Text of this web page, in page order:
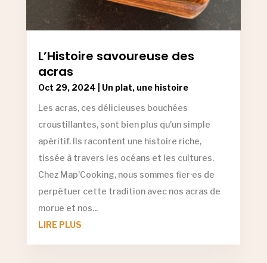
L’Histoire savoureuse des
acras
Oct 29, 2024
Un plat, une histoire
Les acras, ces délicieuses bouchées
croustillantes, sont bien plus qu'un simple
apéritif. Ils racontent une histoire riche,
tissée à travers les océans et les cultures.
Chez Map'Cooking, nous sommes fier·es de
perpétuer cette tradition avec nos acras de
morue et nos...
LIRE PLUS